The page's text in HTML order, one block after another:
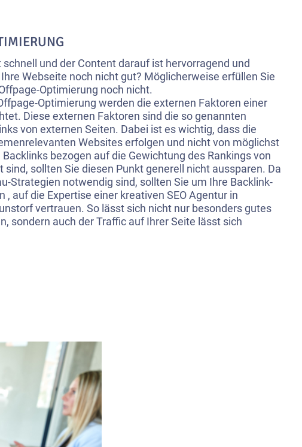
schnell und der Content darauf ist hervorragend und
Webseite noch nicht gut? Möglicherweise erfüllen Sie
Optimierung noch nicht.
Optimierung werden die externen Faktoren einer
Diese externen Faktoren sind die so genannten
von externen Seiten. Dabei ist es wichtig, dass die
Websites erfolgen und nicht von möglichst
bezogen auf die Gewichtung des Rankings von
sind, sollten Sie diesen Punkt generell nicht aussparen. Da
Strategien notwendig sind, sollten Sie um Ihre Backlink-
, auf die Expertise einer kreativen SEO Agentur in
vertrauen. So lässt sich nicht nur besonders gutes
sondern auch der Traffic auf Ihrer Seite lässt sich